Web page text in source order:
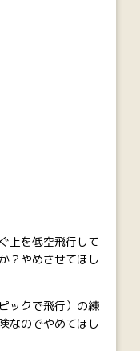
上を低空飛行して
？やめさせてほし
ックで飛行）の練
なのでやめてほし